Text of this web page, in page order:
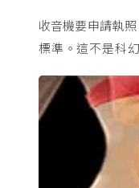
收音機要申請執
標準。這不是科
嚴令，這段歷 ...